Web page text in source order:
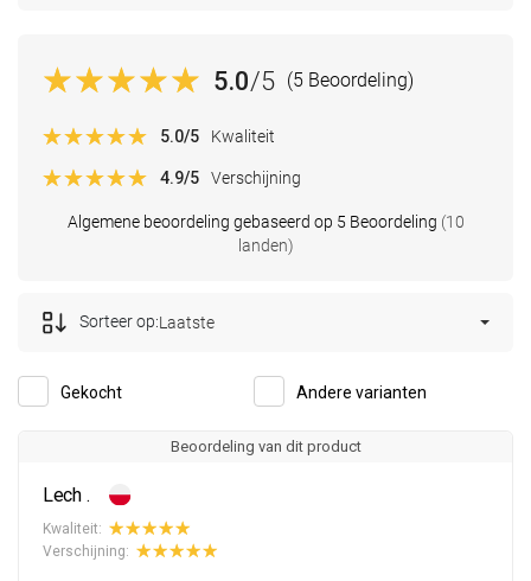
5.0/5 (5 Beoordeling)
Algemene beoordeling gebaseerd op 5 Beoordeling (10
landen)
5.0/5 Kwaliteit
4.9/5 Verschijning
Gekocht Andere varianten
Sorteer op:Laatste
Beoordeling van dit product
Lech .
Kwaliteit:
Verschijning: